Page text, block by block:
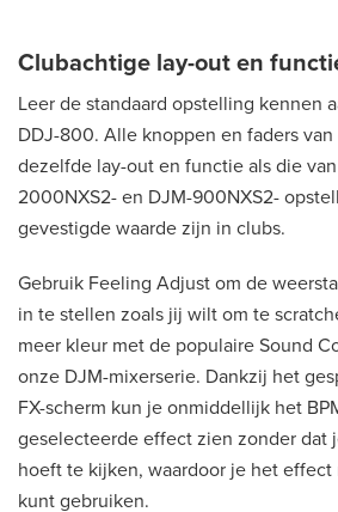
Clubachtige lay-out
Leer de standaard opstelling kennen
DDJ-800. Alle knoppen en faders
dezelfde lay-out en functie als die
2000NXS2- en DJM-900NXS2-
gevestigde waarde zijn in
Gebruik Feeling Adjust om de
in te stellen zoals jij wilt om te
meer kleur met de populaire Sound
onze DJM-mixerserie. Dankzij het
FX-scherm kun je onmiddellijk het
geselecteerde effect zien zonder dat
hoeft te kijken, waardoor je het effect
kunt gebruiken.